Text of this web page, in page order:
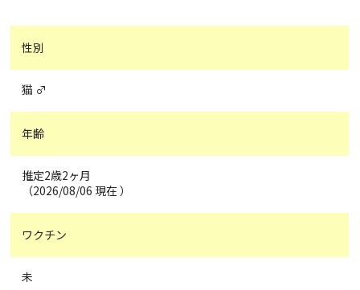
性別
猫 ♂
年齢
推定2歳2ヶ月
（2026/08/06 現在 ）
ワクチン
未